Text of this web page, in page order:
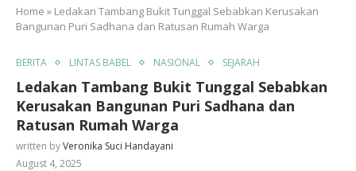
Home » Ledakan Tambang Bukit Tunggal Sebabkan Kerusakan
Bangunan Puri Sadhana dan Ratusan Rumah Warga
BERITA LINTAS BABEL NASIONAL SEJARAH
Ledakan Tambang Bukit Tunggal Sebabkan
Kerusakan Bangunan Puri Sadhana dan
Ratusan Rumah Warga
written byVeronika Suci Handayani
August 4, 2025